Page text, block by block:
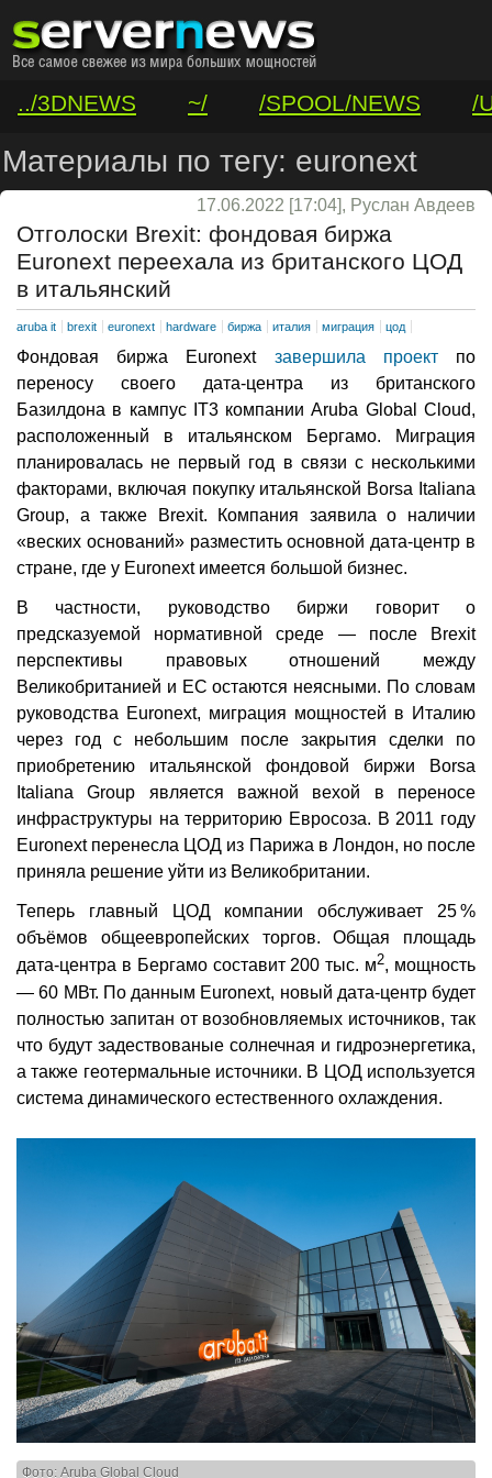
../3DNEWS ~/ /SPOOL/NEWS
/
/VAR/CONTACT
Материалы по тегу: euronext
17.06.2022 [17:04], Руслан Авдеев
Отголоски Brexit: фондовая биржа
Euronext переехала из британского ЦОД
в итальянский
aruba it brexit euronext hardware биржа италия миграция цод
Фондовая биржа Euronext завершила проектпо
переносу своего дата-центра из британского
Базилдона в кампус IT3 компании Aruba Global Cloud,
расположенный в итальянском Бергамо. Миграция
планировалась не первый год в связи с несколькими
факторами, включая покупку итальянской Borsa Italiana
Group, а также Brexit. Компания заявила о наличии
«веских оснований» разместить основной дата-центр в
стране, где у Euronext имеется большой бизнес.
В частности, руководство биржи говорит о
предсказуемой нормативной среде — после Brexit
перспективы правовых отношений между
Великобританией и ЕС остаются неясными. По словам
руководства Euronext, миграция мощностей в Италию
через год с небольшим после закрытия сделки по
приобретению итальянской фондовой биржи Borsa
Italiana Group является важной вехой в переносе
инфраструктуры на территорию Евросоза. В 2011 году
Euronext перенесла ЦОД из Парижа в Лондон, но после
приняла решение уйти из Великобритании.
Теперь главный ЦОД компании обслуживает 25 %
объёмов общеевропейских торгов. Общая площадь
дата-центра в Бергамо составит 200 тыс. м2, мощность
— 60 МВт. По данным Euronext, новый дата-центр будет
полностью запитан от возобновляемых источников, так
что будут задествованые солнечная и гидроэнергетика,
а также геотермальные источники. В ЦОД используется
система динамического естественного охлаждения.
Фото: Aruba Global Cloud